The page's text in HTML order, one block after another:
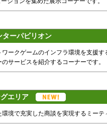
ターパビリオン
ークゲームのインフラ環境を支援す
サービスを紹介するコーナーです。
グエリア
境で充実した商談を実現するミーテ